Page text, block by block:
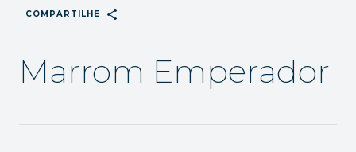
COMPARTILHE share
Marrom Emperador